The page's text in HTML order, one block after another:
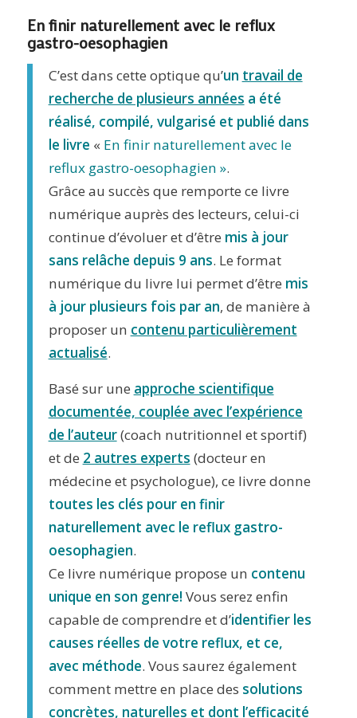
En finir naturellement avec le reflux
gastro-oesophagien
C’est dans cette optique qu’un travail de
recherche de plusieurs années a été
réalisé, compilé, vulgarisé et publié dans
le livre « En finir naturellement avec le
reflux gastro-oesophagien ».
Grâce au succès que remporte ce livre
numérique auprès des lecteurs, celui-ci
continue d’évoluer et d’être mis à jour
sans relâche depuis 9 ans. Le format
numérique du livre lui permet d’être mis
à jour plusieurs fois par an, de manière à
proposer un contenu particulièrement
actualisé.
Basé sur une approche scientifique
documentée, couplée avec l’expérience
de l’auteur(coach nutritionnel et sportif)
et de 2 autres experts (docteur en
médecine et psychologue), ce livre donne
toutes les clés pour en finir
naturellement avec le reflux gastro-
oesophagien.
Ce livre numérique propose un contenu
unique en son genre! Vous serez enfin
capable de comprendre et d’identifier les
causes réelles de votre reflux, et ce,
avec méthode. Vous saurez également
comment mettre en place des solutions
concrètes, naturelles et dont l’efficacité